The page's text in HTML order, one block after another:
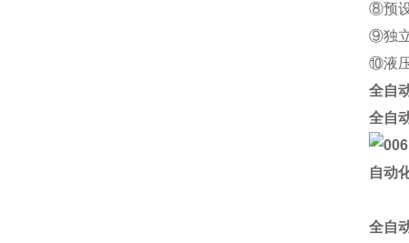
⑧预
⑨独
⑩液
全自
全自
自动
全自